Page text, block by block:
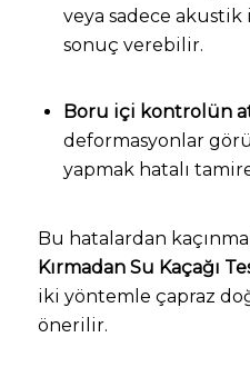
veya sadece
sonuç verebilir.
Boru içi kontrolün
deformasyonlar
yapmak hatalı
Bu hatalardan
Kırmadan Su Kaçağı
iki yöntemle çapraz
önerilir.